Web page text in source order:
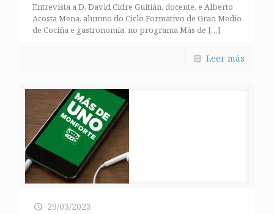
Entrevista a D. David Cidre Guitián, docente, e Alberto
Acosta Mena, alumno do Ciclo Formativo de Grao Medio
de Cociña e gastronomía, no programa Más de […]
Leer más
29/03/2023